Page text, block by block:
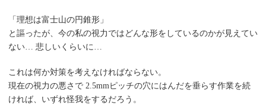
「理想は富士山の円錐形」
と謳ったが、今の私の視力ではどんな形をしているのかが見えてい
ない… 悲しいくらいに…
これは何か対策を考えなければならない。
現在の視力の悪さで 2.5mmピッチの穴にはんだを垂らす作業を続
ければ、いずれ怪我をするだろう。